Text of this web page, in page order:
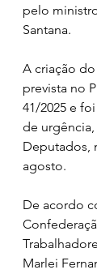
pelo
Santana.
A criação
prevista no
41/2025 e
de
Deputados,
agosto.
De acordo
Marlei